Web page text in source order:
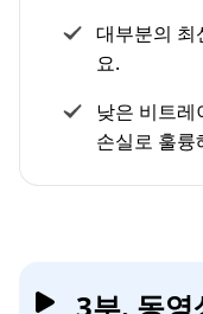
대부분의 최
요.
낮은 비트레
손실로 훌륭